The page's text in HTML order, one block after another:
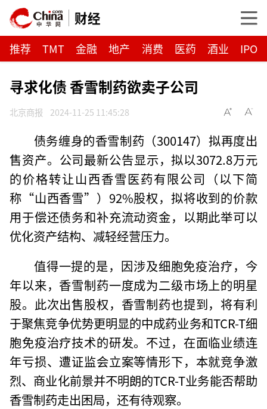
财经
推荐 TMT 金融 地产 消费 医药 酒业 IPO
寻求化债 香雪制药欲卖子公司
北京商报 2024-11-25 11:45:28
债务缠身的香雪制药（300147）拟再度出
售资产。公司最新公告显示，拟以3072.8万元
的价格转让山西香雪医药有限公司（以下简
称“山西香雪”）92%股权，拟将收到的价款
用于偿还债务和补充流动资金，以期此举可以
优化资产结构、减轻经营压力。
值得一提的是，因涉及细胞免疫治疗，今
年以来，香雪制药一度成为二级市场上的明星
股。此次出售股权，香雪制药也提到，将有利
于聚焦竞争优势更明显的中成药业务和TCR-T细
胞免疫治疗技术的研发。不过，在面临业绩连
年亏损、遭证监会立案等情形下，本就竞争激
烈、商业化前景并不明朗的TCR-T业务能否帮助
香雪制药走出困局，还有待观察。